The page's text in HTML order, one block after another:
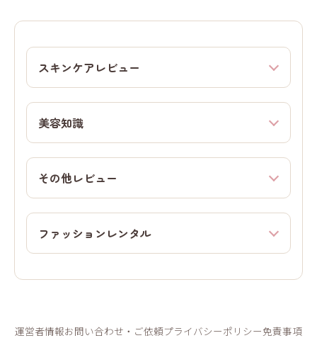
スキンケアレビュー
美容知識
その他レビュー
ファッションレンタル
運営者情報お問い合わせ・ご依頼プライバシーポリシー免責事項